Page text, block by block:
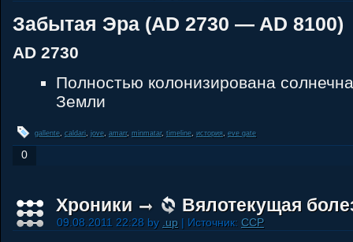
Забытая Эра (AD 2730 — AD 8100)
AD 2730
Полностью колонизирована
Земли
gallente, caldari, jove, amarr, minmatar, timeline, история, eve gate
0
Хроники Вялотекущая
09.08.2011 22:28 by .up | Источник: CCP